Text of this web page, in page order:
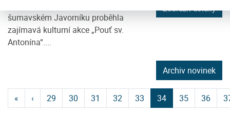
šumavském Javorníku proběhla
zajímavá kulturní akce „Pouť sv.
Antonína“....
Zobrazit detaily
Archiv novinek
« ‹ 29 30 31 32 33 34 35 36